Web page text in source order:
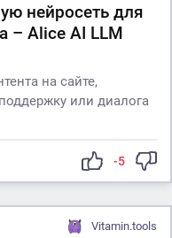
нейросеть для
– Alice AI LLM
на сайте,
или диалога
-5
Vitamin.tools